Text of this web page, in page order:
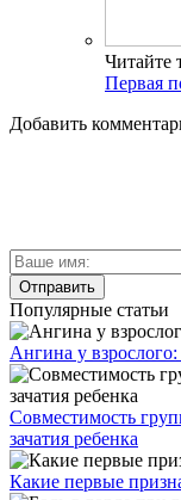
Читайте
Первая
Добавить
Популярные статьи
Ангина у
Совместимость
зачатия ребенка
Какие первые